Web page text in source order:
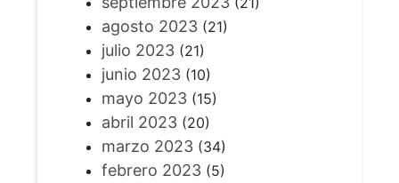
agosto 2023(21)
julio 2023(21)
junio 2023(10)
mayo 2023(15)
abril 2023(20)
marzo 2023(34)
febrero 2023(5)